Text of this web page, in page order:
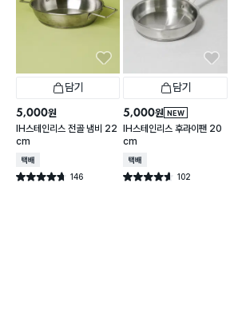
담기
5,000원
IH스테인리스 전골 냄비 22
cm
택배배송
별점 4.7점 146
건 작성
담기
NEW
5,000원
IH스테인리스 후라이팬 20
cm
택배배송
별점 4.6점 102
건 작성